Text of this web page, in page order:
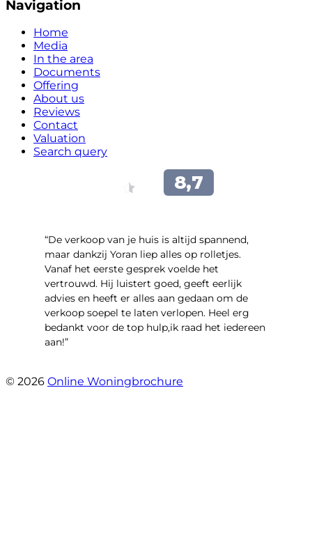
Navigation
Home
Media
In the area
Documents
Offering
About us
Reviews
Contact
Valuation
Search query
“​De verkoop van je huis is altijd spannend,
maar dankzij Yoran liep alles op rolletjes.
Vanaf het eerste gesprek voelde het
vertrouwd. Hij luistert goed, geeft eerlijk
advies en heeft er alles aan gedaan om de
verkoop soepel te laten verlopen. Heel erg
bedankt voor de top hulp,ik raad het iedereen
aan!”
© 2026 Online Woningbrochure